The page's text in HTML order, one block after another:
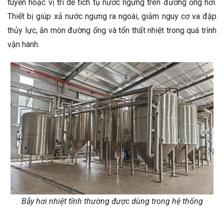
tuyến hoặc vị trí dễ tích tụ nước ngưng trên đường ống hơi.
Thiết bị giúp xả nước ngưng ra ngoài, giảm nguy cơ va đập
thủy lực, ăn mòn đường ống và tổn thất nhiệt trong quá trình
vận hành.
Bẫy hơi nhiệt tĩnh thường được dùng trong hệ thống